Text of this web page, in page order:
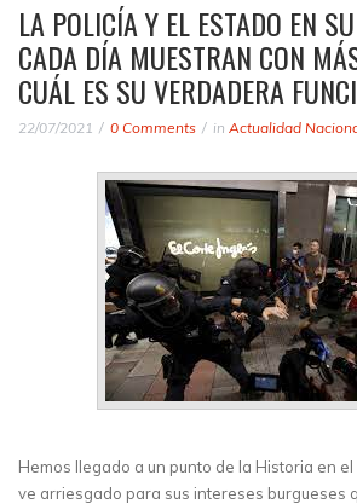
LA POLICÍA Y EL ESTADO EN
CADA DÍA MUESTRAN CON
CUÁL ES SU VERDADERA
22/07/2021 0 Comments in Actualidad
Hemos llegado a un punto de la Historia en
ve arriesgado para sus intereses burgueses